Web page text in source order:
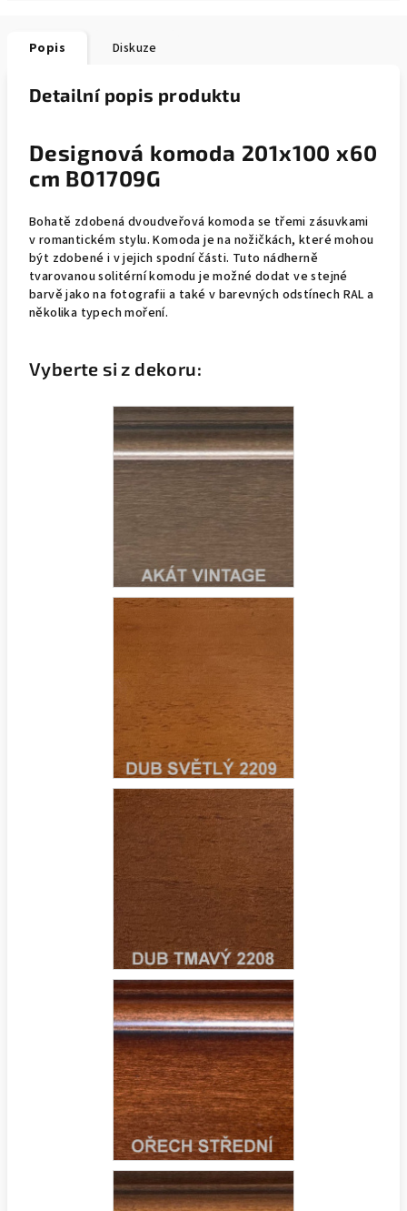
Popis Diskuze
Detailní popis produktu
Designová komoda 201x100 x60
cm BO1709G
Bohatě zdobená dvoudveřová komoda se třemi zásuvkami
v romantickém stylu. Komoda je na nožičkách, které mohou
být zdobené i v jejich spodní části. Tuto nádherně
tvarovanou solitérní komodu je možné dodat ve stejné
barvě jako na fotografii a také v barevných odstínech RAL a
několika typech moření.
Vyberte si z dekoru: